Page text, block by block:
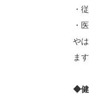
・
・
や
ます
◆健